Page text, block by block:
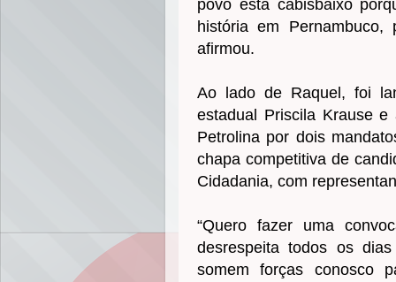
povo está cabisbaixo
história em Pernambuco,
afirmou.
Ao lado de Raquel, foi
estadual Priscila Krause
Petrolina por dois
chapa competitiva de
Cidadania, com
“Quero fazer uma
desrespeita todos os
somem forças conosco